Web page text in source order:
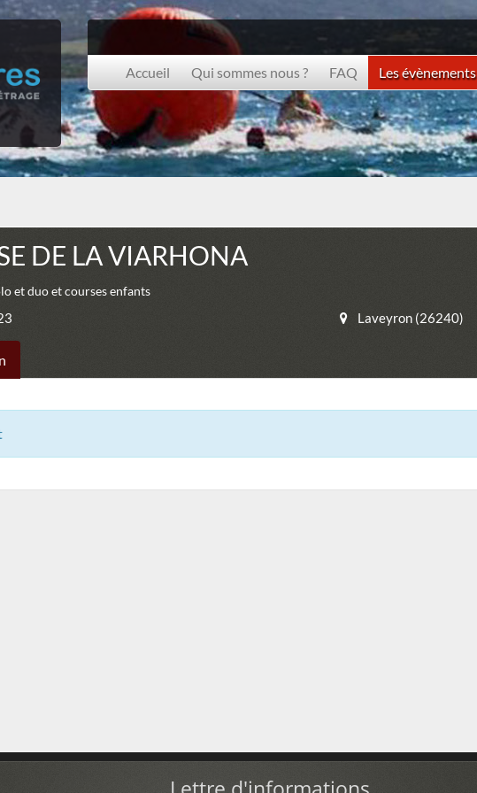
Accueil Qui sommes nous ? FAQ Les évènements
DE LA VIARHONA
et duo et courses enfants
Laveyron (26240)